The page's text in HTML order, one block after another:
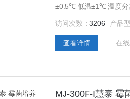
±0.5℃ 低温±1℃ 温度分
访问次数：3206 产品
查看详情 在
MJ-300F-I慧泰 霉